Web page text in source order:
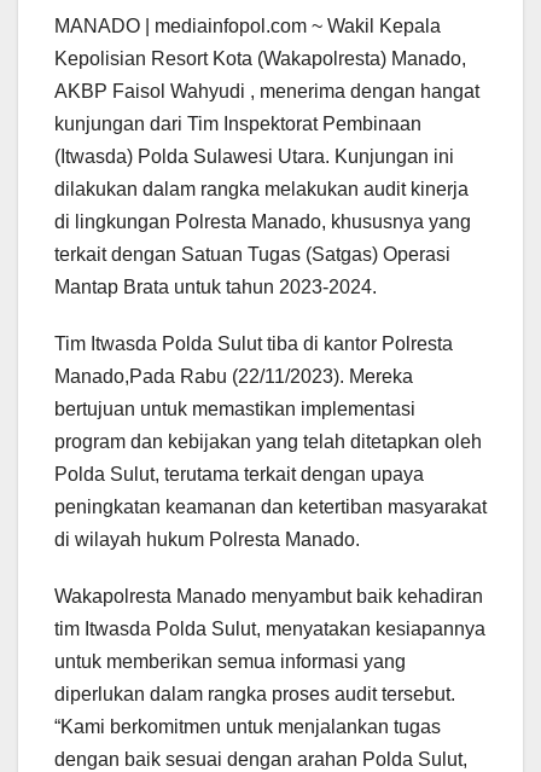
MANADO | mediainfopol.com ~ Wakil Kepala
Kepolisian Resort Kota (Wakapolresta) Manado,
AKBP Faisol Wahyudi , menerima dengan hangat
kunjungan dari Tim Inspektorat Pembinaan
(Itwasda) Polda Sulawesi Utara. Kunjungan ini
dilakukan dalam rangka melakukan audit kinerja
di lingkungan Polresta Manado, khususnya yang
terkait dengan Satuan Tugas (Satgas) Operasi
Mantap Brata untuk tahun 2023-2024.
Tim Itwasda Polda Sulut tiba di kantor Polresta
Manado,Pada Rabu (22/11/2023). Mereka
bertujuan untuk memastikan implementasi
program dan kebijakan yang telah ditetapkan oleh
Polda Sulut, terutama terkait dengan upaya
peningkatan keamanan dan ketertiban masyarakat
di wilayah hukum Polresta Manado.
Wakapolresta Manado menyambut baik kehadiran
tim Itwasda Polda Sulut, menyatakan kesiapannya
untuk memberikan semua informasi yang
diperlukan dalam rangka proses audit tersebut.
“Kami berkomitmen untuk menjalankan tugas
dengan baik sesuai dengan arahan Polda Sulut,